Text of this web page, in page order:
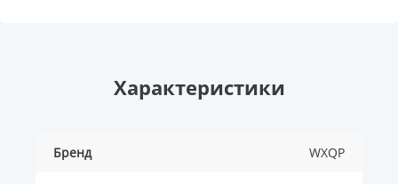
Характеристики
Бренд WXQP